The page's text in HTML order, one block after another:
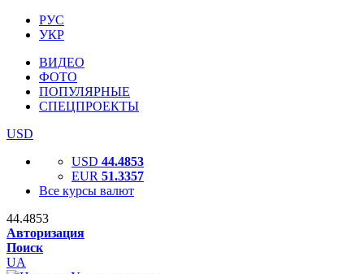
РУС
УКР
ВИДЕО
ФОТО
ПОПУЛЯРНЫЕ
СПЕЦПРОЕКТЫ
USD
USD 44.4853
EUR 51.3357
Все курсы валют
44.4853
Авторизация
Поиск
UA